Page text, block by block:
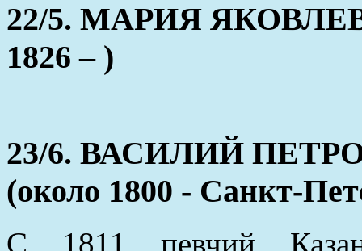
22/5. МАРИЯ
1826 – )
23/6. ВАСИЛИЙ
(около 1800 - Санкт-
С 1811 певчий